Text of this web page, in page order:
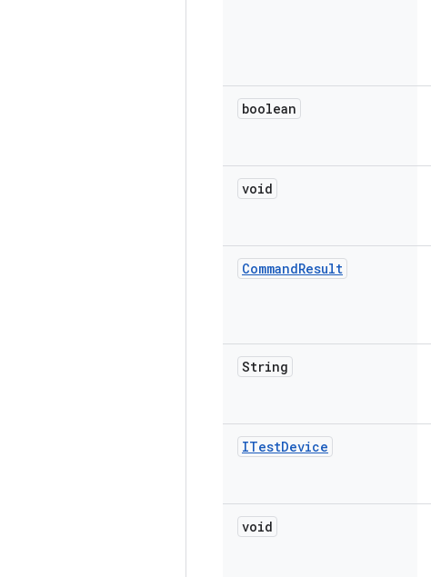
boolean
void
CommandResult
String
ITestDevice
void